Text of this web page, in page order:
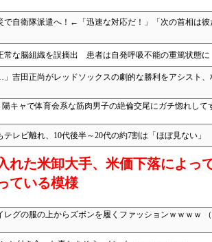
自衛隊派遣へ！←「迅速な対応だ！」「次の首相は彼
常な脳組織を誤摘出 患者は自発呼吸不能の重篤状態に
吉田正尚がレッドソックスの劇的な勝利をアシスト、
キャで体育会系な筋肉男子の絶倫交尾にガチ惚れして
レビ離れ、10代後半～20代の約7割は「ほぼ見ない」
れた米卸大手、米価下落によっ
ている模様
レグの服の上からズボンを履くファッションｗｗｗｗ